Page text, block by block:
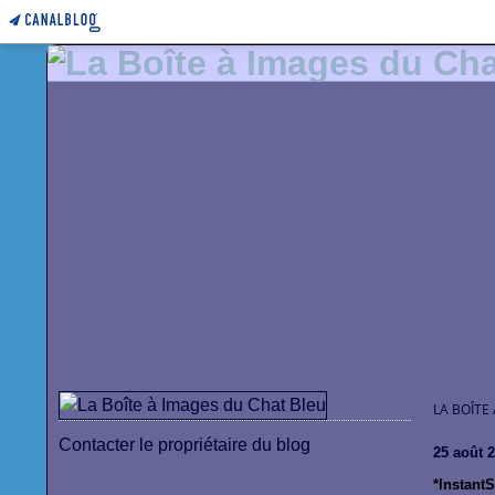
Contacter le propriétaire du blog
LA
25 août